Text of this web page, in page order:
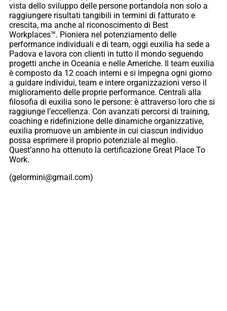
vista dello sviluppo delle persone portandola non solo a
raggiungere risultati tangibili in termini di fatturato e
crescita, ma anche al riconoscimento di Best
Workplaces™. Pioniera nel potenziamento delle
performance individuali e di team, oggi euxilia ha sede a
Padova e lavora con clienti in tutto il mondo seguendo
progetti anche in Oceania e nelle Americhe. Il team euxilia
è composto da 12 coach interni e si impegna ogni giorno
a guidare individui, team e intere organizzazioni verso il
miglioramento delle proprie performance. Centrali alla
filosofia di euxilia sono le persone: è attraverso loro che si
raggiunge l’eccellenza. Con avanzati percorsi di training,
coaching e ridefinizione delle dinamiche organizzative,
euxilia promuove un ambiente in cui ciascun individuo
possa esprimere il proprio potenziale al meglio.
Quest’anno ha ottenuto la certificazione Great Place To
Work.
(gelormini@gmail.com)